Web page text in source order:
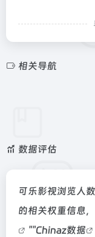
相关导航
数据评估
可乐影视浏览人
的相关权重信息
""Chinaz数据